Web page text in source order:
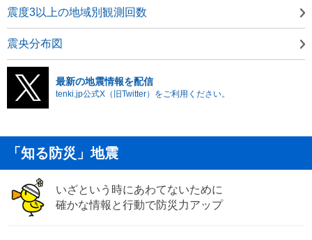
震度3以上の地域別観測回数
震央分布図
最新の地震情報を配信
tenki.jp公式X（旧Twitter）をご利用ください。
「知る防災」地震
いざという時にあわてないために
確かな情報と行動で防災力アップ